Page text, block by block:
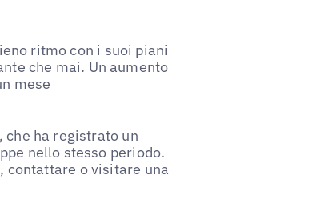
ritmo con i suoi piani
che mai. Un aumento
mese
che ha registrato un
nello stesso periodo.
contattare o visitare una